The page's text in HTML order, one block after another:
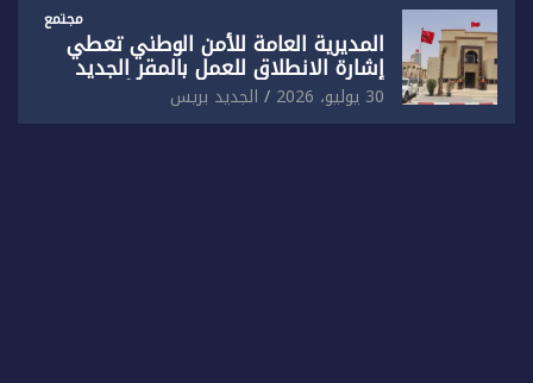
مجتمع
المديرية العامة للأمن الوطني تعطي
إشارة الانطلاق للعمل بالمقر الجديد
للدائرة الثالثة للشرطة بولاية أمن العيون
30 يوليو، 2026 الجديد بريس